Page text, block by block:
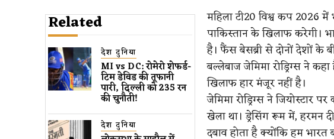
Related
देश दुनिया
MI vs DC: रोमेरो शेफर्ड-
टिम डेविड की तूफानी
पारी, दिल्ली को 235 रन
की चुनौती!
देश दुनिया
महिला टी20 विश्व कप 2026
पाकिस्तान के खिलाफ करेगी।
है। फैंस बेसब्री से दोनों देशों के
बल्लेबाज जेमिमा रोड्रिग्स ने
खिलाफ हार मंजूर नहीं है।
जेमिमा रोड्रिग्स ने
खेला था। ड्रेसिंग रूम में, हरमन
दबाव होता है क्योंकि हम